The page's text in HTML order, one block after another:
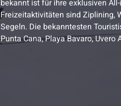
bekannt ist für ihre exklusiven
Freizeitaktivitäten sind Ziplining,
Segeln. Die bekanntesten
Punta Cana, Playa Bavaro, Uvero